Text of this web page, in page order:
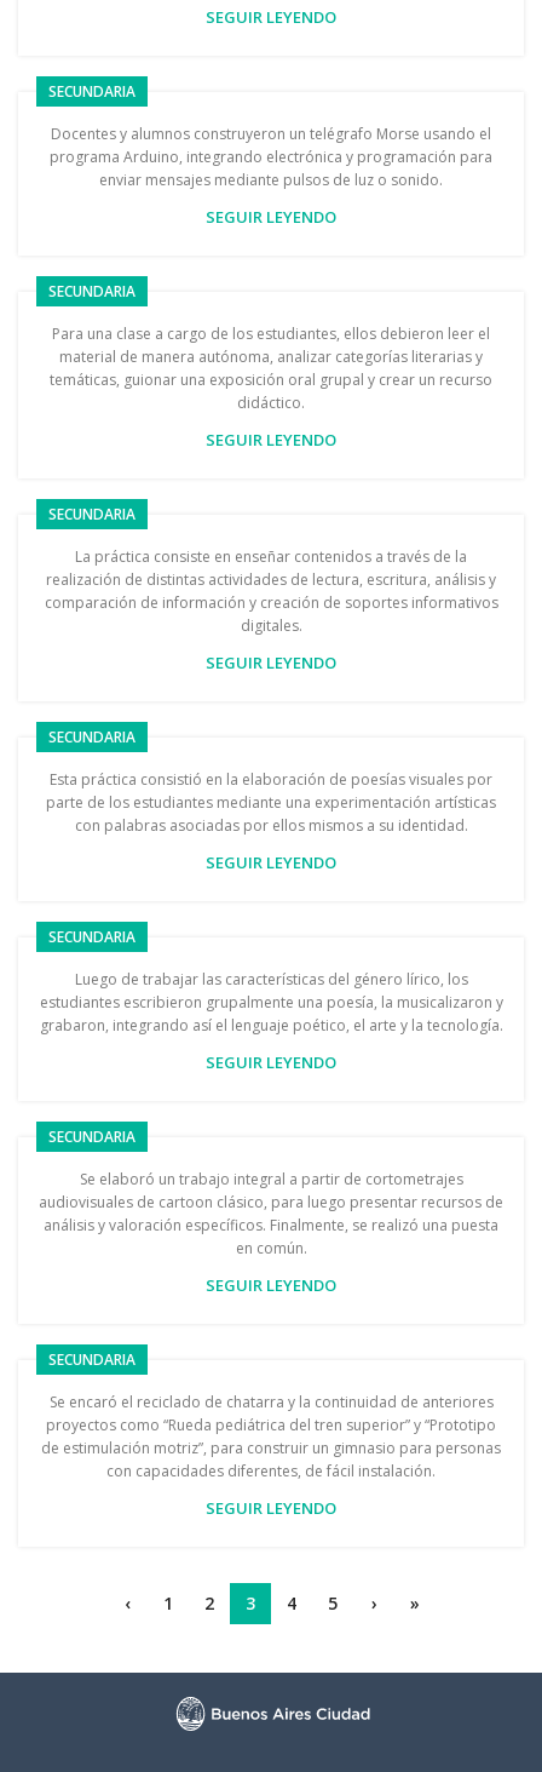
SEGUIR LEYENDO
SECUNDARIA
Docentes y alumnos construyeron un telégrafo Morse usando el
programa Arduino, integrando electrónica y programación para
enviar mensajes mediante pulsos de luz o sonido.
SEGUIR LEYENDO
SECUNDARIA
Para una clase a cargo de los estudiantes, ellos debieron leer el
material de manera autónoma, analizar categorías literarias y
temáticas, guionar una exposición oral grupal y crear un recurso
didáctico.
SEGUIR LEYENDO
SECUNDARIA
La práctica consiste en enseñar contenidos a través de la
realización de distintas actividades de lectura, escritura, análisis y
comparación de información y creación de soportes informativos
digitales.
SEGUIR LEYENDO
SECUNDARIA
Esta práctica consistió en la elaboración de poesías visuales por
parte de los estudiantes mediante una experimentación artísticas
con palabras asociadas por ellos mismos a su identidad.
SEGUIR LEYENDO
SECUNDARIA
Luego de trabajar las características del género lírico, los
estudiantes escribieron grupalmente una poesía, la musicalizaron y
grabaron, integrando así el lenguaje poético, el arte y la tecnología.
SEGUIR LEYENDO
SECUNDARIA
Se elaboró un trabajo integral a partir de cortometrajes
audiovisuales de cartoon clásico, para luego presentar recursos de
análisis y valoración específicos. Finalmente, se realizó una puesta
en común.
SEGUIR LEYENDO
SECUNDARIA
Se encaró el reciclado de chatarra y la continuidad de anteriores
proyectos como “Rueda pediátrica del tren superior” y “Prototipo
de estimulación motriz”, para construir un gimnasio para personas
con capacidades diferentes, de fácil instalación.
SEGUIR LEYENDO
‹ 1 2 3 4 5 › »